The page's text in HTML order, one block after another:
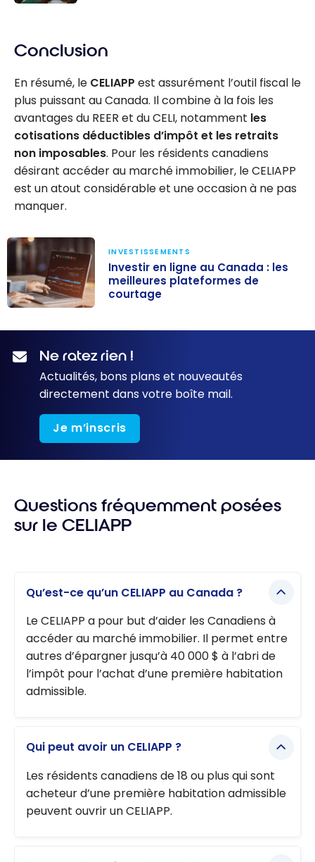
d’épargne
(REEE) :
tout ce que
vous devez
savoir
Conclusion
En résumé, le CELIAPP est assurément l’outil fiscal le
plus puissant au Canada. Il combine à la fois les
avantages du REER et du CELI, notamment les
cotisations déductibles d’impôt et les retraits
non imposables. Pour les résidents canadiens
désirant accéder au marché immobilier, le CELIAPP
est un atout considérable et une occasion à ne pas
manquer.
au Canada : les
meilleures
plateformes de
courtage
INVESTISSEMENTS
Investir en ligne au Canada : les
meilleures plateformes de
courtage
Ne ratez rien !
Actualités, bons plans et nouveautés
directement dans votre boîte mail.
Je m’inscris
Questions fréquemment posées
sur le CELIAPP
Qu’est-ce qu’un CELIAPP au Canada ?
Le CELIAPP a pour but d’aider les Canadiens à
accéder au marché immobilier. Il permet entre
autres d’épargner jusqu’à 40 000 $ à l’abri de
l’impôt pour l’achat d’une première habitation
admissible.
Qui peut avoir un CELIAPP ?
Les résidents canadiens de 18 ou plus qui sont
acheteur d’une première habitation admissible
peuvent ouvrir un CELIAPP.